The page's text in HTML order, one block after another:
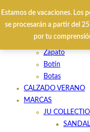
Estamos de vacaciones. Los
se procesarán a partir del
por tu
HOME
CALZADO INVIERNO
Zapato
Botín
Botas
CALZADO VERANO
MARCAS
JU